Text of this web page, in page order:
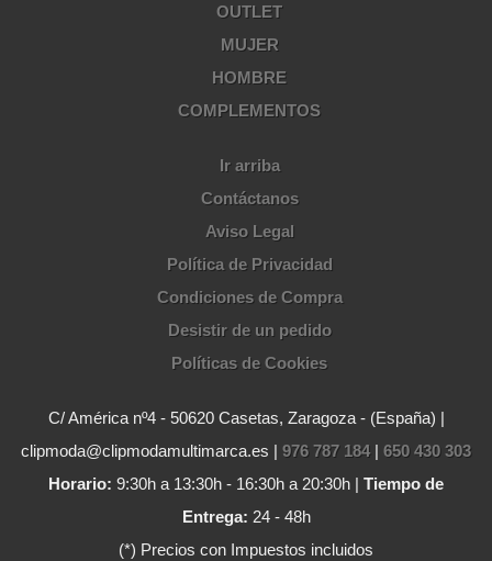
OUTLET
MUJER
HOMBRE
COMPLEMENTOS
Ir arriba
Contáctanos
Aviso Legal
Política de Privacidad
Condiciones de Compra
Desistir de un pedido
Políticas de Cookies
C/ América nº4 - 50620 Casetas, Zaragoza - (España) |
clipmoda@clipmodamultimarca.es | 976 787 184| 650 430 303
Horario: 9:30h a 13:30h - 16:30h a 20:30h | Tiempo de
Entrega: 24 - 48h
(*) Precios con Impuestos incluidos